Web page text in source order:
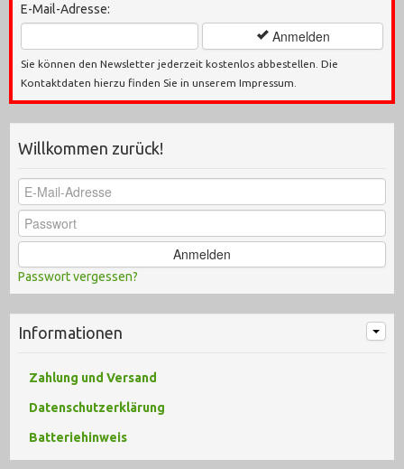
E-Mail-Adresse:
Anmelden
Sie können den Newsletter jederzeit kostenlos abbestellen. Die
Kontaktdaten hierzu finden Sie in unserem Impressum.
Willkommen zurück!
Anmelden
Passwort vergessen?
Informationen
Zahlung und Versand
Datenschutzerklärung
Batteriehinweis